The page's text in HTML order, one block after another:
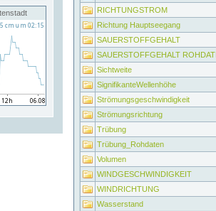
RICHTUNGSTROM
Richtung Hauptseegang
SAUERSTOFFGEHALT
SAUERSTOFFGEHALT
Sichtweite
SignifikanteWellenhöhe
Strömungsgeschwindigkeit
Strömungsrichtung
Trübung
Trübung_Rohdaten
Volumen
WINDGESCHWINDIGKEIT
WINDRICHTUNG
Wasserstand